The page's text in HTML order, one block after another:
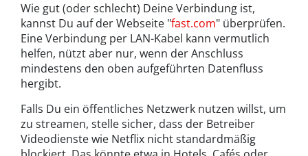
Wie gut (oder schlecht) Deine Verbindung ist,
kannst Du auf der Webseite "fast.com" überprüfen.
Eine Verbindung per LAN-Kabel kann vermutlich
helfen, nützt aber nur, wenn der Anschluss
mindestens den oben aufgeführten Datenfluss
hergibt.
Falls Du ein öffentliches Netzwerk nutzen willst, um
zu streamen, stelle sicher, dass der Betreiber
Videodienste wie Netflix nicht standardmäßig